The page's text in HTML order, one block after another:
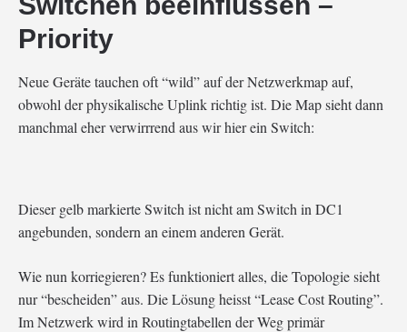
Priority
Neue Geräte tauchen oft “wild” auf der Netzwerkmap auf,
obwohl der physikalische Uplink richtig ist. Die Map sieht dann
manchmal eher verwirrrend aus wir hier ein Switch:
Dieser gelb markierte Switch ist nicht am Switch in DC1
angebunden, sondern an einem anderen Gerät.
Wie nun korriegieren? Es funktioniert alles, die Topologie sieht
nur “bescheiden” aus. Die Lösung heisst “Lease Cost Routing”.
Im Netzwerk wird in Routingtabellen der Weg primär